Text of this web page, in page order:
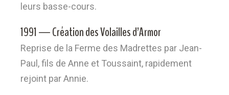
leurs basse-cours.
1991 — Création des Volailles d’Armor
Reprise de la Ferme des Madrettes par Jean-
Paul, fils de Anne et Toussaint, rapidement
rejoint par Annie.